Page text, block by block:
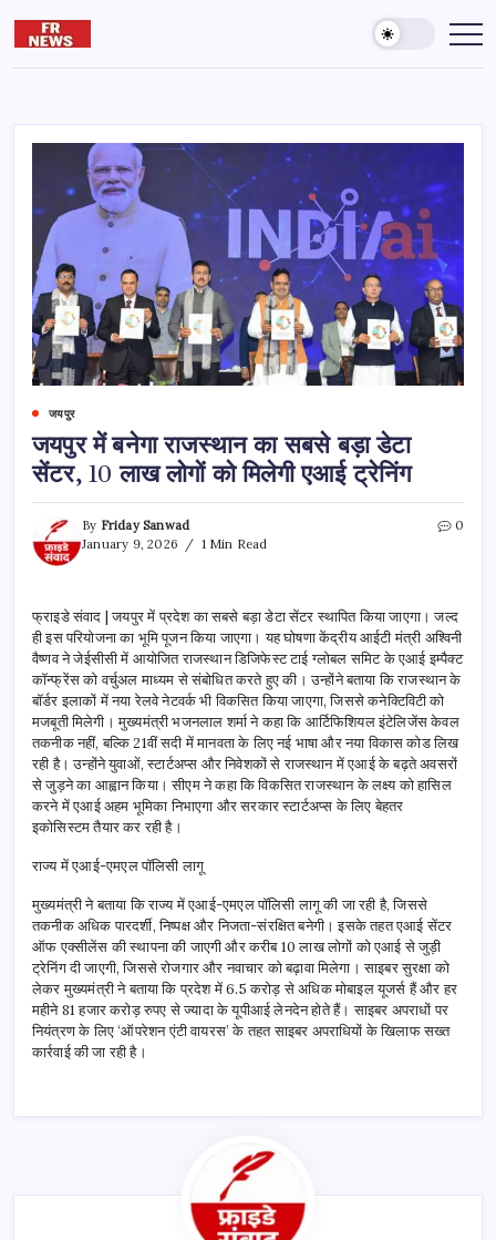
content
Friday
reporter
दुनिया
आख़िरत
पढ़ते
जयपुर
जयपुर में बनेगा राजस्थान का सबसे बड़ा डेटा
सेंटर, 10 लाख लोगों को मिलेगी एआई ट्रेनिंग
By Friday Sanwad
January 9, 2026
1 Min Read
0
फ्राइडे संवाद | जयपुर में प्रदेश का सबसे बड़ा डेटा सेंटर स्थापित किया जाएगा। जल्द
ही इस परियोजना का भूमि पूजन किया जाएगा। यह घोषणा केंद्रीय आईटी मंत्री अश्विनी
वैष्णव ने जेईसीसी में आयोजित राजस्थान डिजिफेस्ट टाई ग्लोबल समिट के एआई इम्पैक्ट
कॉन्फ्रेंस को वर्चुअल माध्यम से संबोधित करते हुए की। उन्होंने बताया कि राजस्थान के
बॉर्डर इलाकों में नया रेलवे नेटवर्क भी विकसित किया जाएगा, जिससे कनेक्टिविटी को
मजबूती मिलेगी। मुख्यमंत्री भजनलाल शर्मा ने कहा कि आर्टिफिशियल इंटेलिजेंस केवल
तकनीक नहीं, बल्कि 21वीं सदी में मानवता के लिए नई भाषा और नया विकास कोड लिख
रही है। उन्होंने युवाओं, स्टार्टअप्स और निवेशकों से राजस्थान में एआई के बढ़ते अवसरों
से जुड़ने का आह्वान किया। सीएम ने कहा कि विकसित राजस्थान के लक्ष्य को हासिल
करने में एआई अहम भूमिका निभाएगा और सरकार स्टार्टअप्स के लिए बेहतर
इकोसिस्टम तैयार कर रही है।
राज्य में एआई-एमएल पॉलिसी लागू
मुख्यमंत्री ने बताया कि राज्य में एआई-एमएल पॉलिसी लागू की जा रही है, जिससे
तकनीक अधिक पारदर्शी, निष्पक्ष और निजता-संरक्षित बनेगी। इसके तहत एआई सेंटर
ऑफ एक्सीलेंस की स्थापना की जाएगी और करीब 10 लाख लोगों को एआई से जुड़ी
ट्रेनिंग दी जाएगी, जिससे रोजगार और नवाचार को बढ़ावा मिलेगा। साइबर सुरक्षा को
लेकर मुख्यमंत्री ने बताया कि प्रदेश में 6.5 करोड़ से अधिक मोबाइल यूजर्स हैं और हर
महीने 81 हजार करोड़ रुपए से ज्यादा के यूपीआई लेनदेन होते हैं। साइबर अपराधों पर
नियंत्रण के लिए ‘ऑपरेशन एंटी वायरस’ के तहत साइबर अपराधियों के खिलाफ सख्त
कार्रवाई की जा रही है।